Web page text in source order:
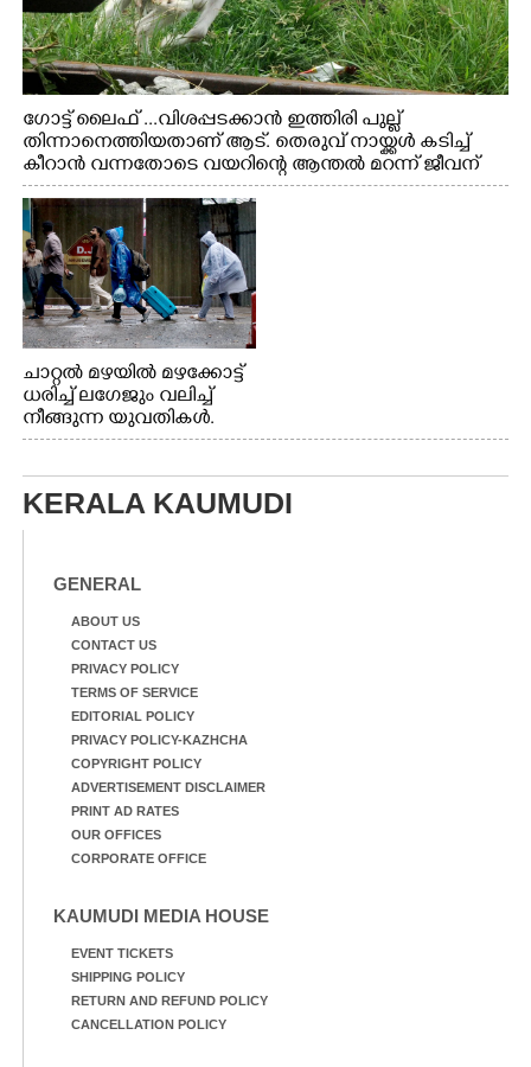
ഗോട്ട് ലൈഫ് ...വിശപ്പടക്കാൻ ഇത്തിരി പുല്ല്
തിന്നാനെത്തിയതാണ് ആട്. തെരുവ് നായ്ക്കൾ കടിച്ച്
കീറാൻ വന്നതോടെ വയറിന്റെ ആന്തൽ മറന്ന് ജീവന്
വേണ്ടിയായി ഓട്ടം. എറണാകുളം വാത്തുരുത്തിയിൽ
നിന്നുള്ള കാഴ്ച
ചാറ്റൽ മഴയിൽ മഴക്കോട്ട്
ധരിച്ച് ലഗേജും വലിച്ച്
നീങ്ങുന്ന യുവതികൾ.
എറണാകുളം മേനകയിൽ
KERALA KAUMUDI
GENERAL
ABOUT US
CONTACT US
PRIVACY POLICY
TERMS OF SERVICE
EDITORIAL POLICY
PRIVACY POLICY-KAZHCHA
COPYRIGHT POLICY
ADVERTISEMENT DISCLAIMER
PRINT AD RATES
OUR OFFICES
CORPORATE OFFICE
KAUMUDI MEDIA HOUSE
EVENT TICKETS
SHIPPING POLICY
RETURN AND REFUND POLICY
CANCELLATION POLICY